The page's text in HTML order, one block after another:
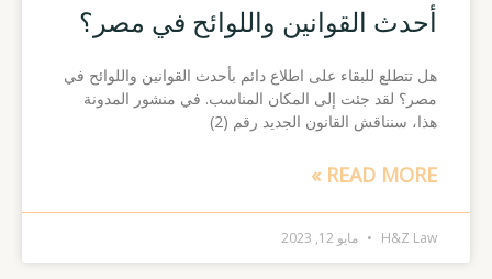
أحدث القوانين واللوائح في مصر؟
هل تتطلع للبقاء على اطلاع دائم بأحدث القوانين واللوائح في
مصر؟ لقد جئت إلى المكان المناسب. في منشور المدونة
هذا، سنناقش القانون الجديد رقم (2)
READ MORE »
H&Z Law مايو 12, 2023